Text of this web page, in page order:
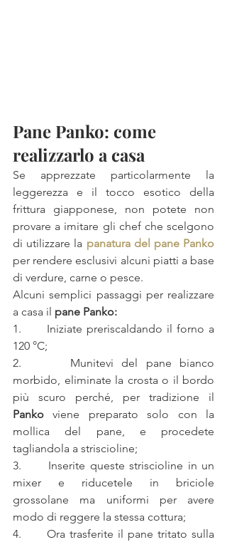
Pane Panko: come
realizzarlo a casa
Se apprezzate particolarmente la
leggerezza e il tocco esotico della
frittura giapponese, non potete non
provare a imitare gli chef che scelgono
di utilizzare la panatura del pane Panko
per rendere esclusivi alcuni piatti a base
di verdure, carne o pesce.
Alcuni semplici passaggi per realizzare
a casa il pane Panko:
1.      Iniziate preriscaldando il forno a
120 °C;
2.      Munitevi del pane bianco
morbido, eliminate la crosta o il bordo
Panko viene preparato solo con la
mollica del pane, e procedete
tagliandola a striscioline;
3.      Inserite queste striscioline in un
mixer e riducetele in briciole
grossolane ma uniformi per avere
modo di reggere la stessa cottura;
4.      Ora trasferite il pane tritato sulla